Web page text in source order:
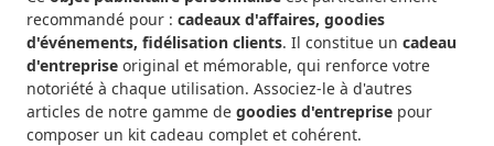
recommandé pour : cadeaux d'affaires, goodies
d'événements, fidélisation clients. Il constitue un cadeau
d'entreprise original et mémorable, qui renforce votre
notoriété à chaque utilisation. Associez-le à d'autres
articles de notre gamme de goodies d'entreprise pour
composer un kit cadeau complet et cohérent.